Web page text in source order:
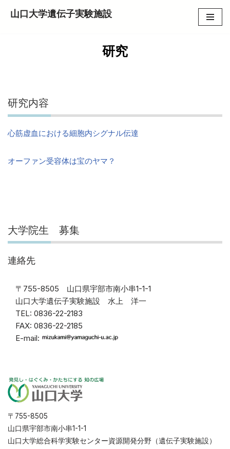
ス
キ
プ
山口大学遺伝子実験施設
研究
研究内容
心筋虚血における細胞内シグナル伝達
オーファン受容体は宝のヤマ？
大学院生 募集
連絡先
〒755-8505 山口県宇部市南小串1-1-1
山口大学遺伝子実験施設 水上 洋一
TEL: 0836-22-2183
FAX: 0836-22-2185
E-mail:
〒755-8505
山口県宇部市南小串1-1-1
山口大学総合科学実験センター資源開発分野（遺伝子実験施設）